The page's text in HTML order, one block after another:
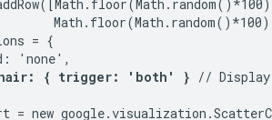
= {
'none',
{ trigger: 'both' } // Display
= new